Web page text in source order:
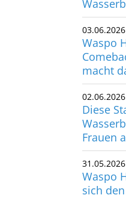
03.06.2026
Waspo
macht
02.06.2026
Diese
Frauen
31.05.2026
Waspo
sich